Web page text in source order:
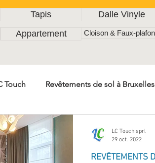
Tapis Dalle Vinyle
Appartement Cloison & Faux-
Touch Revêtements de sol à Bruxelles
de menuiserie LC Touch
REVÊTEMENTS
LC Touch sprl
29 oct. 2022